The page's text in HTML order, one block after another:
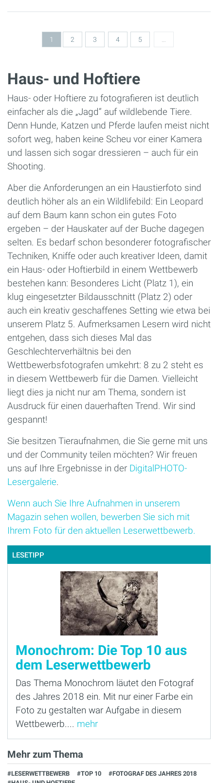
Seiten
1 2 3 4 5
Haus- und Hoftiere
Haus- oder Hoftiere zu fotografieren ist deutlich
einfacher als die „Jagd“ auf wildlebende Tiere.
Denn Hunde, Katzen und Pferde laufen meist nicht
sofort weg, haben keine Scheu vor einer Kamera
und lassen sich sogar dressieren – auch für ein
Shooting.
Aber die Anforderungen an ein Haustierfoto sind
deutlich höher als an ein Wildlifebild: Ein Leopard
auf dem Baum kann schon ein gutes Foto
ergeben – der Hauskater auf der Buche dagegen
selten. Es bedarf schon besonderer fotografischer
Techniken, Kniffe oder auch kreativer Ideen, damit
ein Haus- oder Hoftierbild in einem Wettbewerb
bestehen kann: Besonderes Licht (Platz 1), ein
klug eingesetzter Bildausschnitt (Platz 2) oder
auch ein kreativ geschaffenes Setting wie etwa bei
unserem Platz 5. Aufmerksamen Lesern wird nicht
entgehen, dass sich dieses Mal das
Geschlechterverhältnis bei den
Wettbewerbsfotografen umkehrt: 8 zu 2 steht es
in diesem Wettbewerb für die Damen. Vielleicht
liegt dies ja nicht nur am Thema, sondern ist
Ausdruck für einen dauerhaften Trend. Wir sind
gespannt!
Sie besitzen Tieraufnahmen, die Sie gerne mit uns
und der Community teilen möchten? Wir freuen
uns auf Ihre Ergebnisse in der DigitalPHOTO-
Lesergalerie.
Wenn auch Sie Ihre Aufnahmen in unserem
Magazin sehen wollen, bewerben Sie sich mit
Ihrem Foto für den aktuellen Leserwettbewerb.
LESETIPP
Monochrom: Die Top 10 aus
dem Leserwettbewerb
Das Thema Monochrom läutet den Fotograf
des Jahres 2018 ein. Mit nur einer Farbe ein
Foto zu gestalten war Aufgabe in diesem
Wettbewerb.... mehr
Mehr zum Thema
#LESERWETTBEWERB #TOP 10
#FOTOGRAF DES JAHRES 2018